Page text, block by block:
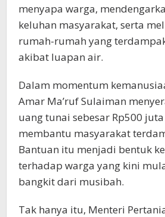
menyapa warga,
keluhan masyarakat, serta
rumah-rumah yang
akibat luapan air.
Dalam momentum
Amar Ma’ruf Sulaiman
uang tunai sebesar Rp500
membantu masyarakat
Bantuan itu menjadi bentuk
terhadap warga yang kini
bangkit dari musibah.
Tak hanya itu, Menteri